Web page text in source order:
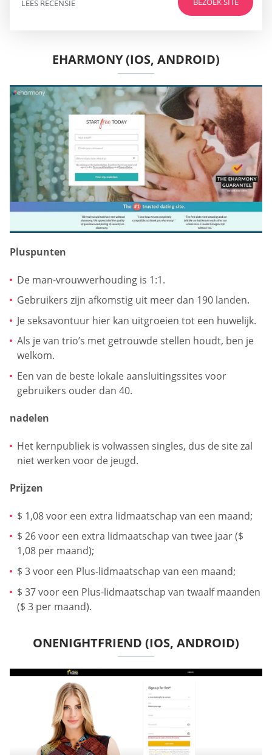
LEES RECENSIE
EHARMONY (IOS, ANDROID)
Pluspunten
De man-vrouwverhouding is 1:1.
Gebruikers zijn afkomstig uit meer dan 190 landen.
Je seksavontuur hier kan uitgroeien tot een huwelijk.
Als je van trio’s met getrouwde stellen houdt, ben je
welkom.
Een van de beste lokale aansluitingssites voor
gebruikers ouder dan 40.
nadelen
Het kernpubliek is volwassen singles, dus de site zal
niet werken voor de jeugd.
Prijzen
$ 1,08 voor een extra lidmaatschap van een maand;
$ 26 voor een extra lidmaatschap van twee jaar ($
1,08 per maand);
$ 3 voor een Plus-lidmaatschap van een maand;
$ 37 voor een Plus-lidmaatschap van twaalf maanden
($ 3 per maand).
ONENIGHTFRIEND (IOS, ANDROID)